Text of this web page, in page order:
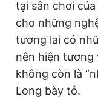
tại sân chơi
cho những
tương lai có
nên hiện tượng
không còn là
Long bày tỏ.